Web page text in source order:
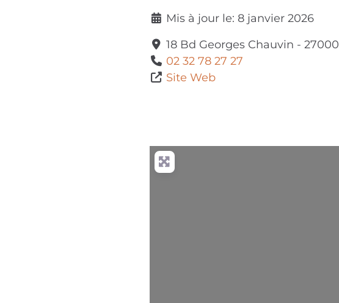
Mis à jour le: 8 janvier 2026
18 Bd Georges Chauvin - 27000
02 32 78 27 27
Site Web